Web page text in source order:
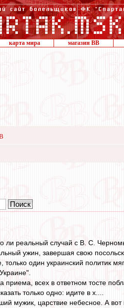
карта мира магазин ВВ
ли реальный случай с В. С.
ужин, завершая свою
только один украинский политик
приема, всех в ответном тосте
только одно: идите в х....
мужик, царствие небесное. А